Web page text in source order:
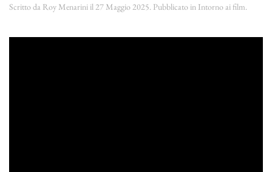
Scritto da Roy Menarini il 27 Maggio 2025 . Pubblicato in Intorno ai film